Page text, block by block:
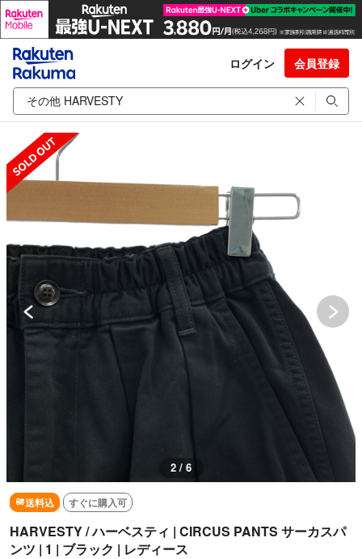
ログイン 会員登録
2 / 6
送料込 すぐに購入可
HARVESTY / ハーベスティ | CIRCUS PANTS サーカスパ
ンツ | 1 | ブラック | レディース